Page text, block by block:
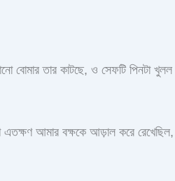
বোমার তার কাটছে, ও সেফটি পিনটা
আমার বক্ষকে আড়াল করে রেখেছিল,